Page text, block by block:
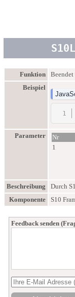
Funktion
Beendet
Beispiel
Parameter
Nr
1
Beschreibung
Durch
Komponente
S10